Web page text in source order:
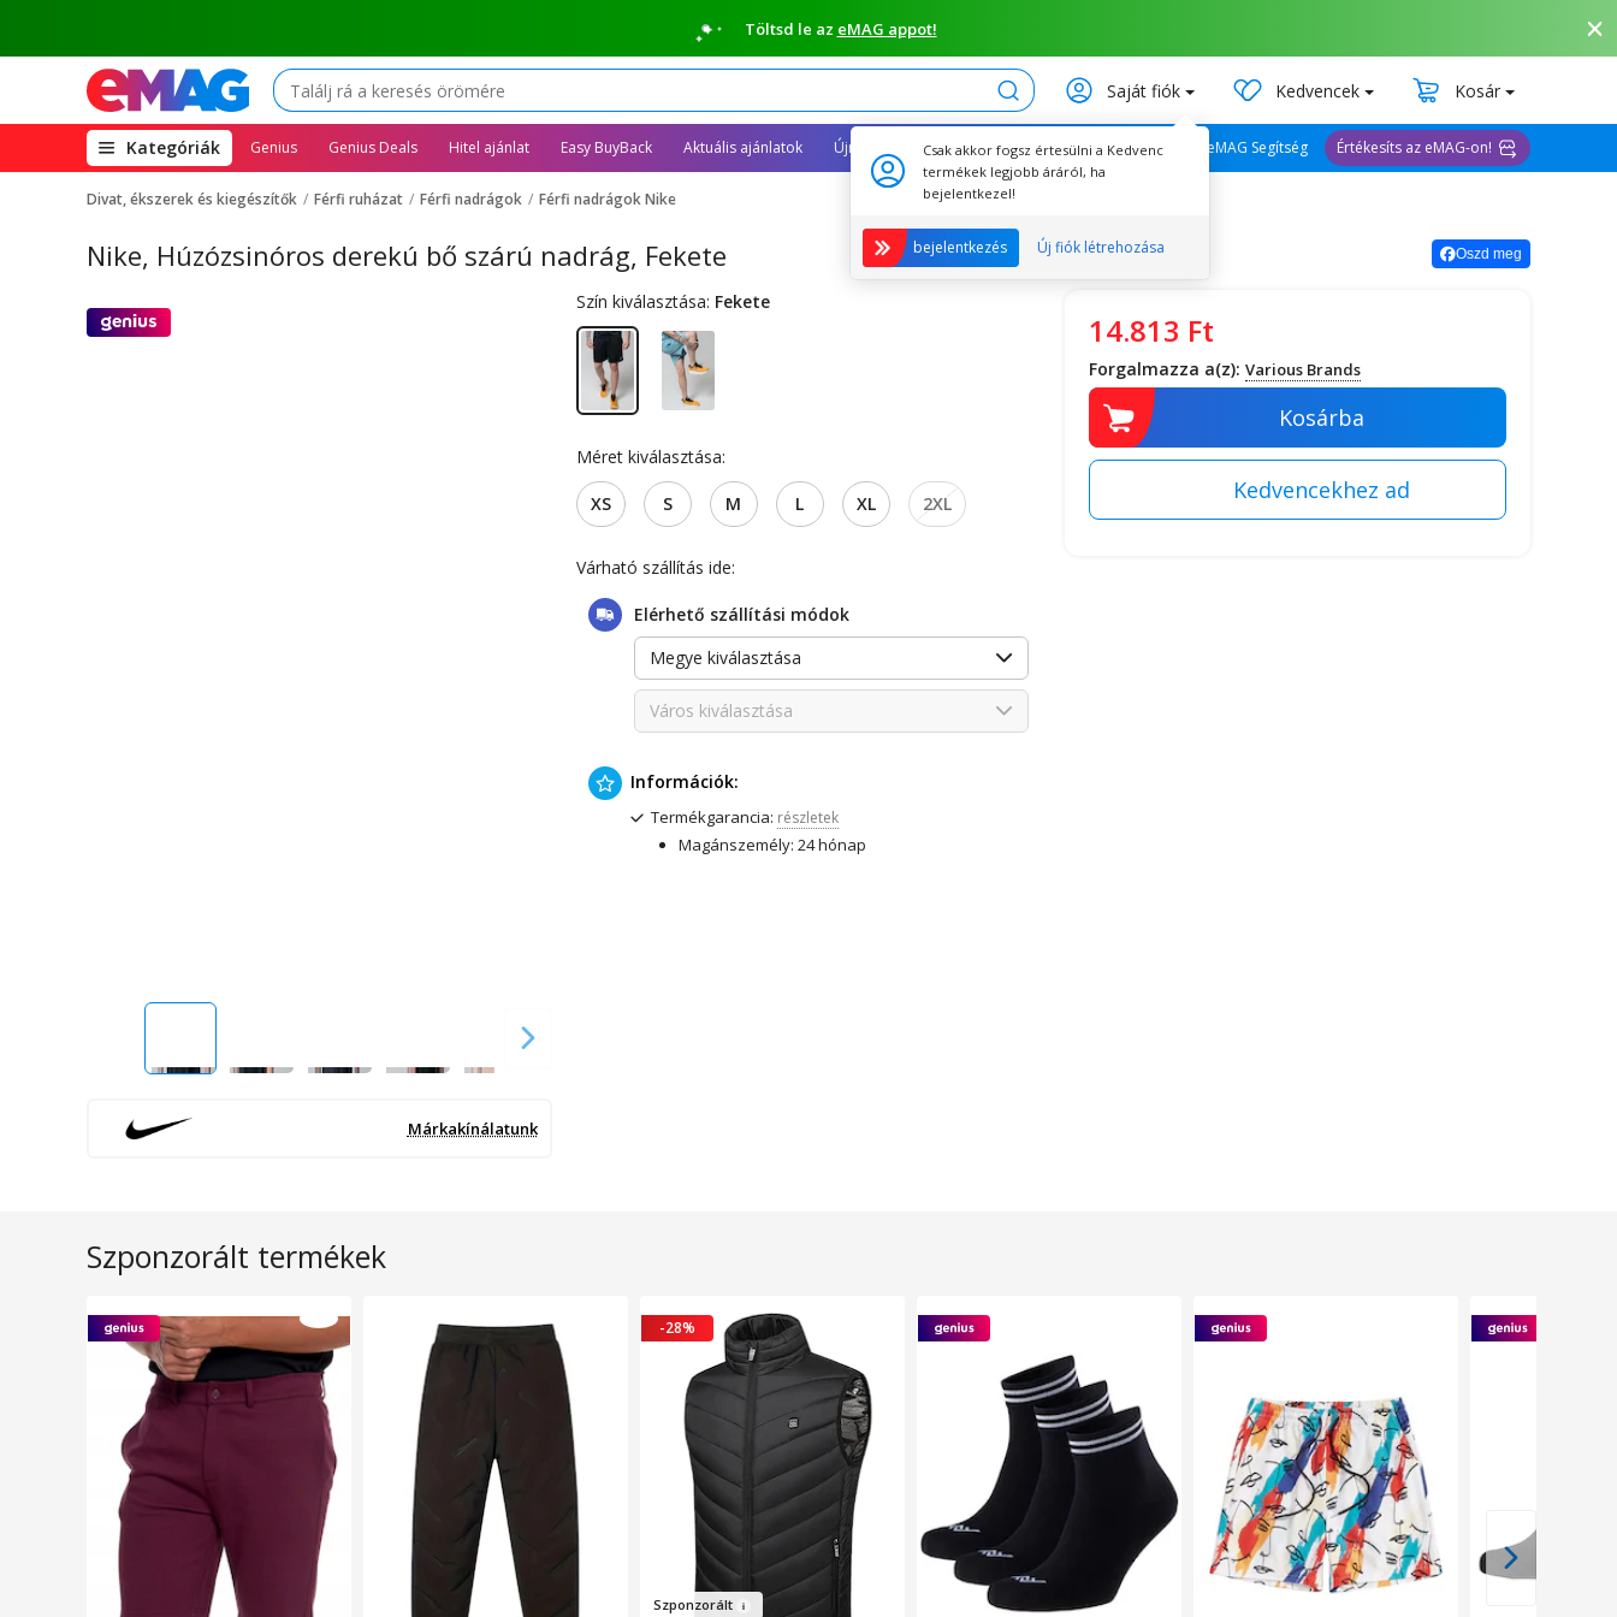
Töltsd le az eMAG appot!
Keresés Saját fiók Kedvencek Kosár
Kategóriák(open
megamenu)
Genius Genius Deals Hitel ajánlat Easy BuyBack Aktuális ajánlatok Újracsomagolt termékek eMAG Segítség Értékesíts az eMAG-on!
Divat, ékszerek és kiegészítők Férfi ruházat Férfi nadrágok Férfi nadrágok Nike
Nike, Húzózsinóros derekú bő szárú nadrág, Fekete Oszd meg
Márkakínálatunk
Szín kiválasztása: Fekete
Méret kiválasztása:
XS S M L XL 2XL
Várható szállítás ide:
Elérhető szállítási módok
Megye kiválasztása
Város kiválasztása
Információk:
Termékgarancia: részletek
Magánszemély: 24 hónap
14.813 Ft
Forgalmazza a(z):Various Brands
Kosárba
Szponzorált termékek
-28%
Szponzorált
Csak akkor fogsz értesülni a Kedvenc
termékek legjobb áráról, ha
bejelentkezel!
bejelentkezés Új fiók létrehozása